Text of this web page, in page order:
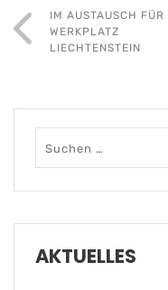
IM AUSTAUSCH FÜR
WERKPLATZ
LIECHTENSTEIN
AKTUELLES